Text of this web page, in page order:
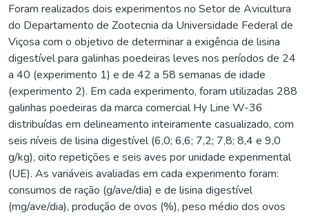
Foram realizados dois experimentos no Setor de Avicultura
do Departamento de Zootecnia da Universidade Federal de
Viçosa com o objetivo de determinar a exigência de lisina
digestível para galinhas poedeiras leves nos períodos de 24
a 40 (experimento 1) e de 42 a 58 semanas de idade
(experimento 2). Em cada experimento, foram utilizadas 288
galinhas poedeiras da marca comercial Hy Line W-36
distribuídas em delineamento inteiramente casualizado, com
seis níveis de lisina digestível (6,0; 6,6; 7,2; 7,8; 8,4 e 9,0
g/kg), oito repetições e seis aves por unidade experimental
(UE). As variáveis avaliadas em cada experimento foram:
consumos de ração (g/ave/dia) e de lisina digestível
(mg/ave/dia), produção de ovos (%), peso médio dos ovos